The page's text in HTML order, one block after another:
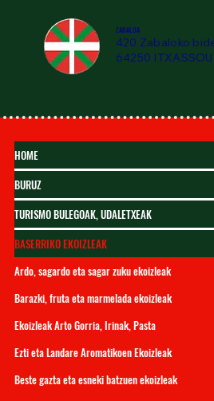
ZABALOA
420 Zabaloko
64250
HOME
BURUZ
TURISMO BULEGOAK, UDALETXEAK
BASERRIKO EKOIZLEAK
Ardo, sagardo eta sagar zuku ekoizleak
Barazki, fruta eta marmelada ekoizleak
Ekoizleak Arto Gorria, Irinak, Pasta
Ezti eta Landare Aromatikoen Ekoizleak
Beste gazta eta esneki batzuen ekoizleak